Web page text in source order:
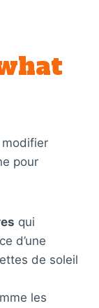
pour
qui
d’une
de soleil
les